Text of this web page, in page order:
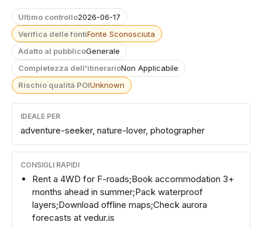
Ultimo controllo2026-06-17
Verifica delle fontiFonte Sconosciuta
Adatto al pubblicoGenerale
Completezza dell'itinerarioNon Applicabile
Rischio qualità POIUnknown
IDEALE PER
adventure-seeker, nature-lover, photographer
CONSIGLI RAPIDI
Rent a 4WD for F-roads;Book accommodation 3+
months ahead in summer;Pack waterproof
layers;Download offline maps;Check aurora
forecasts at vedur.is